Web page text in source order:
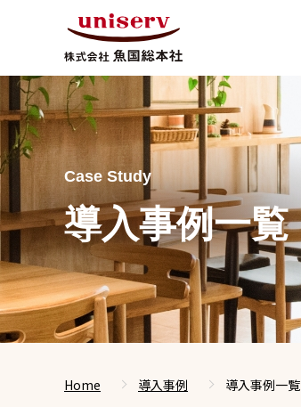
Case Study
導入事例一覧
Home 導入事例 導入事例一覧